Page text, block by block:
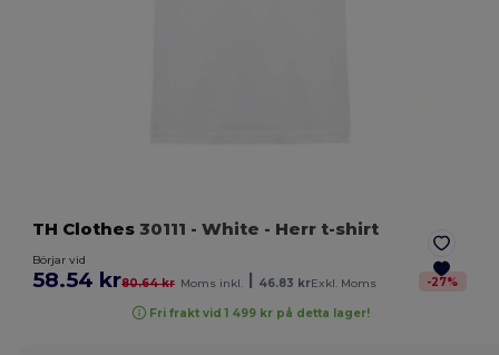
TH Clothes 30111 - White - Herr t-shirt
Börjar vid
58.54 kr80.64 kr Moms inkl. 46.83 krExkl. Moms -27%
Fri frakt vid 1 499 kr på detta lager!